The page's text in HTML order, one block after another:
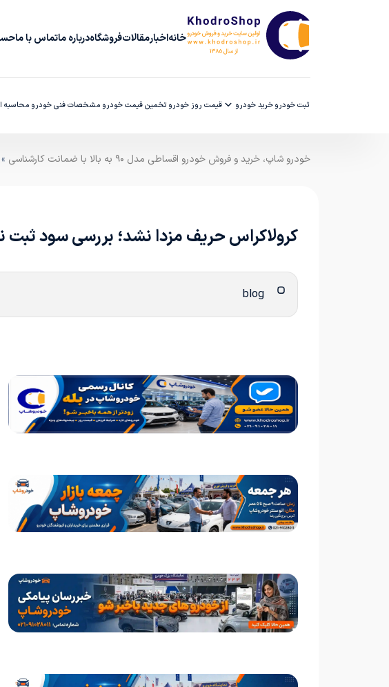
خانهاخبارمقالاتفروشگاهدرباره‌ ماتماس با ما
ثبت خودروخرید خودرو قیمت روز خودرو تخمین قیمت خودرو مشخصات فنی خودرو محاسبه
خودرو شاپ، خرید و فروش خودرو اقساطی مدل ۹۰ به بالا با ضمانت کارشناسی »
کرولاکراس حریف مزدا نشد؛ بررسی سود ثبت نام